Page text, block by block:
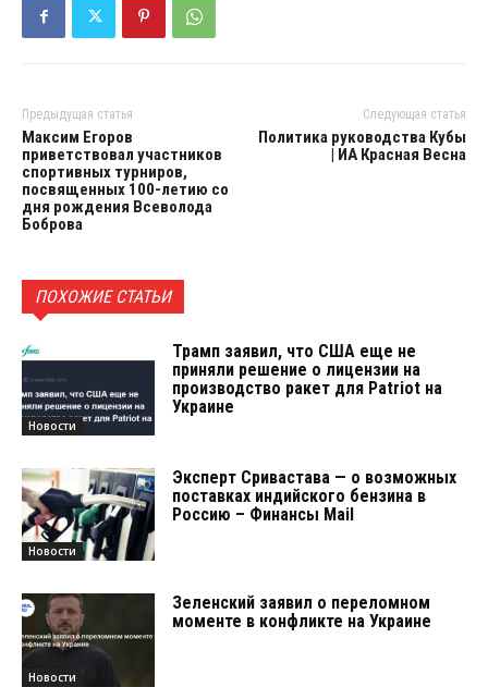
Предыдущая статья
Максим Егоров
приветствовал участников
спортивных турниров,
посвященных 100-летию со
дня рождения Всеволода
Боброва
Следующая статья
Политика руководства Кубы
| ИА Красная Весна
ПОХОЖИЕ СТАТЬИ
Новости
Трамп заявил, что США еще не
приняли решение о лицензии на
производство ракет для Patriot на
Украине
Новости
Эксперт Сривастава — о возможных
поставках индийского бензина в
Россию – Финансы Mail
Новости
Зеленский заявил о переломном
моменте в конфликте на Украине